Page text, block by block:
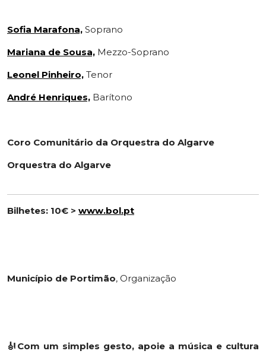
Sofia Marafona, Soprano
Mariana de Sousa, Mezzo-Soprano
Leonel Pinheiro, Tenor
André Henriques, Barítono
Coro Comunitário da Orquestra do Algarve
Orquestra do Algarve
Bilhetes: 10€ > www.bol.pt
Município de Portimão, Organização
🎻Com um simples gesto, apoie a música e cultura